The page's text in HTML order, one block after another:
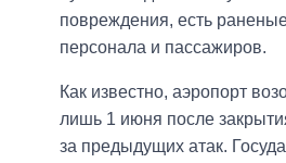
повреждения, есть
персонала и пассажиров.
Как известно, аэропорт
лишь 1 июня после
за предыдущих атак.